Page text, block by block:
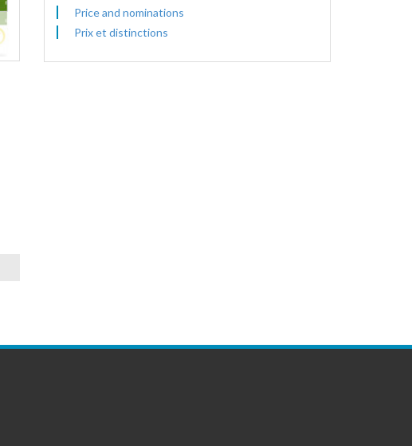
Price and nominations
Prix et distinctions